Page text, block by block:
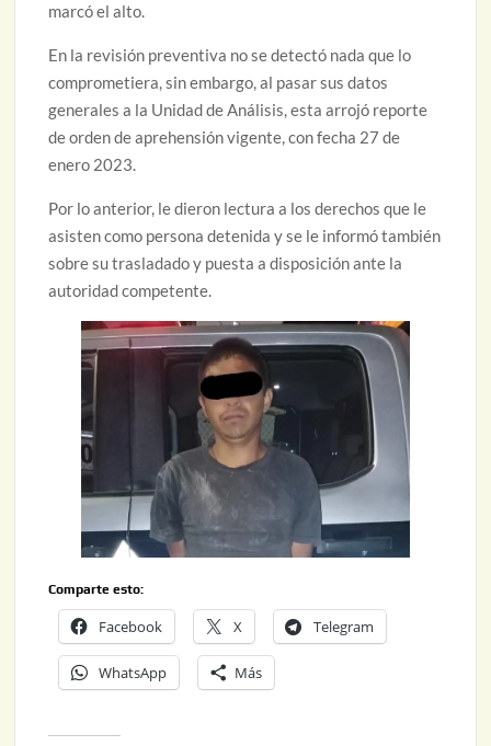
marcó el alto.
En la revisión preventiva no se detectó nada que lo
comprometiera, sin embargo, al pasar sus datos
generales a la Unidad de Análisis, esta arrojó reporte
de orden de aprehensión vigente, con fecha 27 de
enero 2023.
Por lo anterior, le dieron lectura a los derechos que le
asisten como persona detenida y se le informó también
sobre su trasladado y puesta a disposición ante la
autoridad competente.
Comparte esto:
Facebook X Telegram
WhatsApp Más